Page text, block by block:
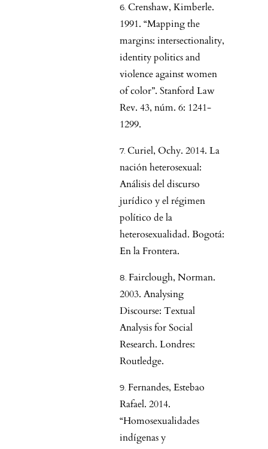
Crenshaw, Kimberle.
1991. “Mapping the
margins: intersectionality,
identity politics and
violence against women
of color”. Stanford Law
Rev. 43, núm. 6: 1241-
1299.
Curiel, Ochy. 2014. La
nación heterosexual:
Análisis del discurso
jurídico y el régimen
político de la
heterosexualidad. Bogotá:
En la Frontera.
Fairclough, Norman.
2003. Analysing
Discourse: Textual
Analysis for Social
Research. Londres:
Routledge.
Fernandes, Estebao
Rafael. 2014.
“Homosexualidades
indígenas y